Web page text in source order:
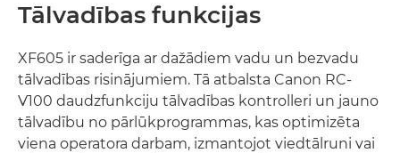
Tālvadības funkcijas
XF605 ir saderīga ar dažādiem vadu un bezvadu
tālvadības risinājumiem. Tā atbalsta Canon RC-
V100 daudzfunkciju tālvadības kontrolleri un jauno
tālvadību no pārlūkprogrammas, kas optimizēta
viena operatora darbam, izmantojot viedtālruni vai